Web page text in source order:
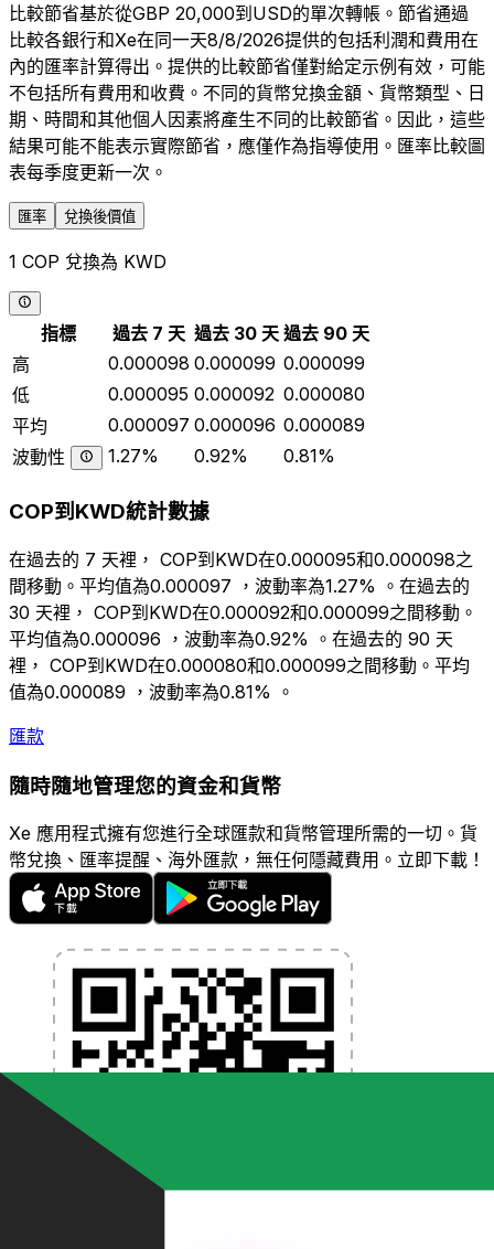
比較節省基於從GBP 20,000到USD的單次轉帳。節省通過
比較各銀行和Xe在同一天8/8/2026提供的包括利潤和費用在
內的匯率計算得出。提供的比較節省僅對給定示例有效，可能
不包括所有費用和收費。不同的貨幣兌換金額、貨幣類型、日
期、時間和其他個人因素將產生不同的比較節省。因此，這些
結果可能不能表示實際節省，應僅作為指導使用。匯率比較圖
表每季度更新一次。
匯率 兌換後價值
1 COP 兌換為 KWD
指標 過去 7 天 過去 30 天 過去 90 天
高
0.000098 0.000099 0.000099
低
0.000095 0.000092 0.000080
平均
0.000097 0.000096 0.000089
波動性
1.27% 0.92% 0.81%
COP到KWD統計數據
在過去的 7 天裡， COP到KWD在0.000095和0.000098之
間移動。平均值為0.000097 ，波動率為1.27% 。在過去的
30 天裡， COP到KWD在0.000092和0.000099之間移動。
平均值為0.000096 ，波動率為0.92% 。在過去的 90 天
裡， COP到KWD在0.000080和0.000099之間移動。平均
值為0.000089 ，波動率為0.81% 。
匯款
隨時隨地管理您的資金和貨幣
Xe 應用程式擁有您進行全球匯款和貨幣管理所需的一切。貨
幣兌換、匯率提醒、海外匯款，無任何隱藏費用。立即下載！